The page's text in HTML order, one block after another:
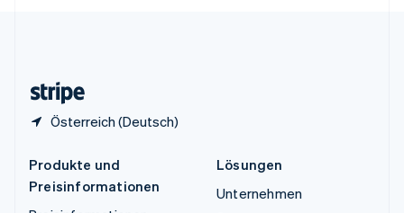
Österreich (Deutsch)
Produkte und
Preisinformationen
Lösungen
Unternehmen